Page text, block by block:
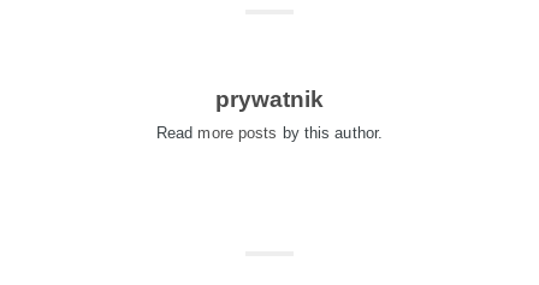
prywatnik
Read more posts by this author.